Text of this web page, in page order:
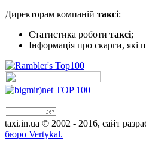
Директорам компаній таксі:
Статистика роботи таксі;
Інформація про скарги, які
taxi.in.ua © 2002 - 2016, сайт
бюро Vertykal.